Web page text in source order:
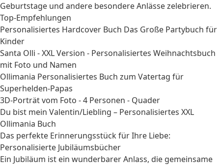
Geburtstage und andere besondere Anlässe zelebrieren.
Top-Empfehlungen
Personalisiertes Hardcover Buch Das Große Partybuch für
Kinder
Santa Olli - XXL Version - Personalisiertes Weihnachtsbuch
mit Foto und Namen
Ollimania Personalisiertes Buch zum Vatertag für
Superhelden-Papas
3D-Porträt vom Foto - 4 Personen - Quader
Du bist mein Valentin/Liebling – Personalisiertes XXL
Ollimania Buch
Das perfekte Erinnerungsstück für Ihre Liebe:
Personalisierte Jubiläumsbücher
Ein Jubiläum ist ein wunderbarer Anlass, die gemeinsame